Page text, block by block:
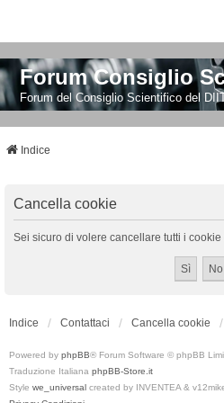
Forum Consiglio
Forum del Consiglio Scientifico del
Indice
Cancella cookie
Sei sicuro di volere cancellare tutti i
Indice Contattaci Cancella cookie
Powered by phpBB® Forum Software © phpBB
Traduzione Italiana phpBB-Store.it
Style we_universal created by INVENTEA &